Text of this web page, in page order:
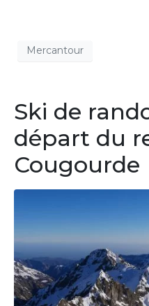
Mercantour
Ski de
départ du
Cougourde